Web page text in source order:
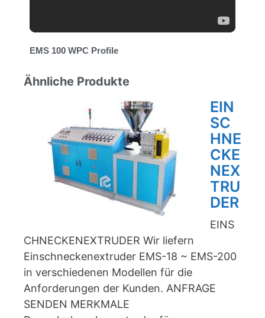
EMS 100 WPC Profile
Ähnliche Produkte
EIN
SC
HNE
CKE
NEX
TRU
DER
EINS
CHNECKENEXTRUDER Wir liefern
Einschneckenextruder EMS-18 ~ EMS-200
in verschiedenen Modellen für die
Anforderungen der Kunden. ANFRAGE
SENDEN MERKMALE